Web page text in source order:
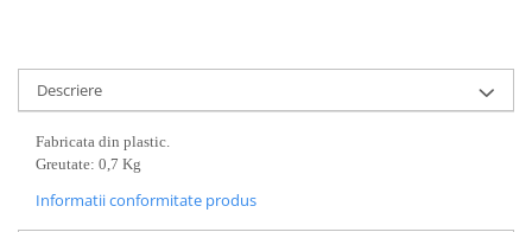
Descriere
Fabricata din plastic.
Greutate: 0,7 Kg
Informatii conformitate produs